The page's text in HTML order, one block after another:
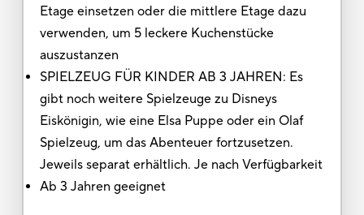
Etage einsetzen oder die mittlere Etage dazu
verwenden, um 5 leckere Kuchenstücke
auszustanzen
SPIELZEUG FÜR KINDER AB 3 JAHREN: Es
gibt noch weitere Spielzeuge zu Disneys
Eiskönigin, wie eine Elsa Puppe oder ein Olaf
Spielzeug, um das Abenteuer fortzusetzen.
Jeweils separat erhältlich. Je nach Verfügbarkeit
Ab 3 Jahren geeignet